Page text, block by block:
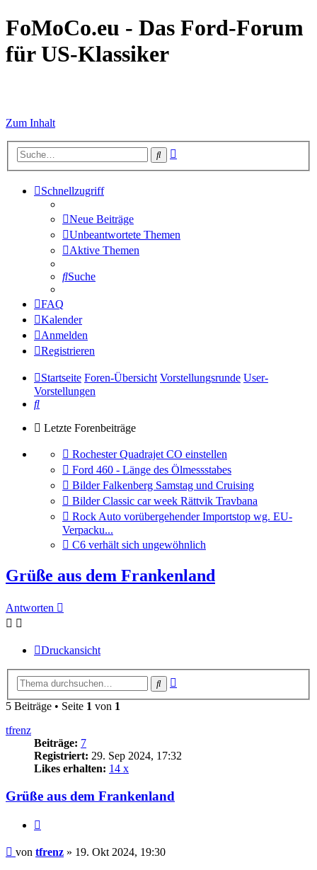
FoMoCo.eu - Das Ford-Forum
für US-Klassiker
Zum Inhalt
Suche
Schnellzugriff
Neue Beiträge
Unbeantwortete Themen
Aktive Themen
Suche
FAQ
Kalender
Anmelden
Registrieren
Startseite Foren-Übersicht Vorstellungsrunde User-
Vorstellungen
Suche
Letzte Forenbeiträge
Gehe
zum
letzten
Beitrag
Rochester Quadrajet CO einstellen
Gehe
zum
letzten
Beitrag
Ford 460 - Länge des Ölmessstabes
Gehe
zum
letzten
Beitrag
Bilder Falkenberg Samstag und Cruising
Gehe
zum
letzten
Beitrag
Bilder Classic car week Rättvik Travbana
Gehe
zum
letzten
Beitrag
Rock Auto vorübergehender Importstop wg. EU-
Verpacku...
Gehe
letzten
Beitrag
C6 verhält sich ungewöhnlich
Grüße aus dem Frankenland
Antworten
Druckansicht
Suche
5 Beiträge • Seite 1 von 1
tfrenz
Beiträge: 7
Registriert: 29. Sep 2024, 17:32
Likes erhalten: 14 x
Grüße aus dem Frankenland
Beitrag
von tfrenz » 19. Okt 2024, 19:30